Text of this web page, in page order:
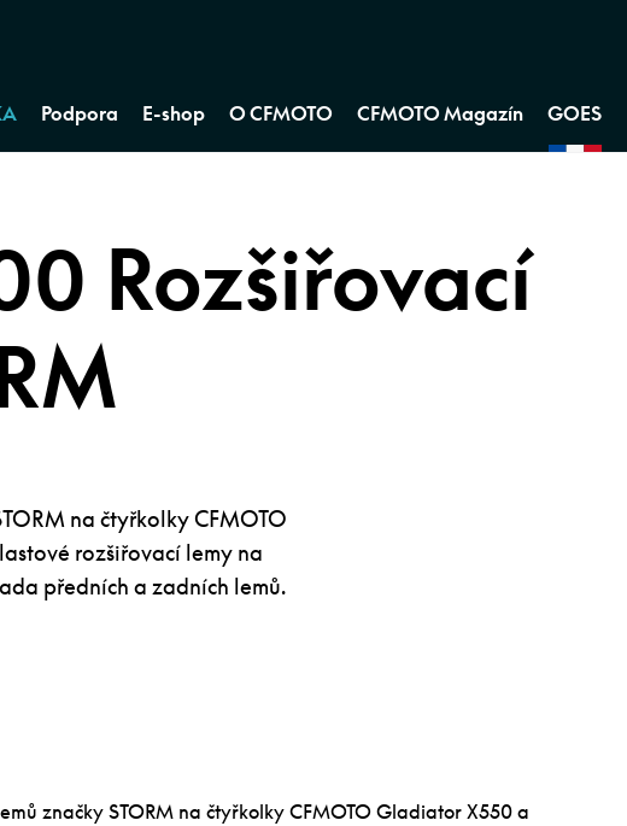
Podpora E-shop O CFMOTO CFMOTO Magazín GOES
Rozšiřovací
na čtyřkolky CFMOTO
rozšiřovací lemy na
předních a zadních lemů.
značky STORM na čtyřkolky CFMOTO Gladiator X550 a